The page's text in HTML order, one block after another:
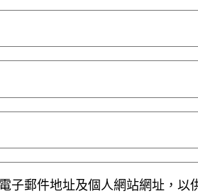
子郵件地址及個人網站網址，以